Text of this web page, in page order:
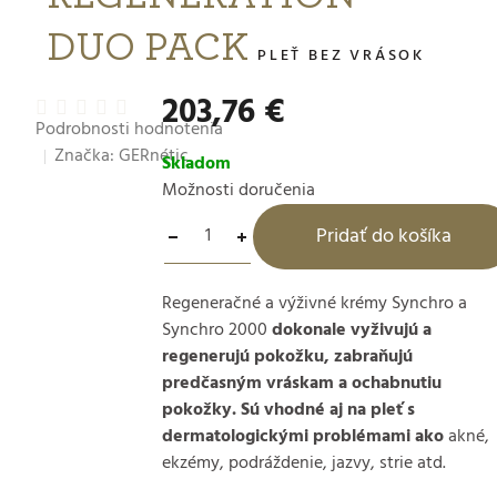
DUO PACK PLEŤ BEZ VRÁSOK
hodnotenie
produktu
Podrobnosti hodnotenia
Značka:GERnétic
203,76 €
Skladom
Možnosti doručenia
Pridať do košíka
Regeneračné a výživné krémy Synchro a
Synchro 2000dokonale vyživujú a
regenerujú pokožku, zabraňujú
predčasným vráskam a ochabnutiu
pokožky. Sú vhodné aj na pleť s
dermatologickými problémami akoakné,
ekzémy, podráždenie, jazvy, strie atd.